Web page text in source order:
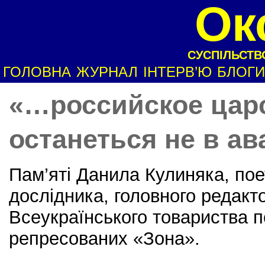
ГОЛОВНА ЖУРНАЛ ІНТЕРВ’Ю БЛОГИ
«…российское
останеться не в
Пам’яті Данила Кулиняка,
дослідника, головного
Всеукраїнського товариства
репресованих «Зона».